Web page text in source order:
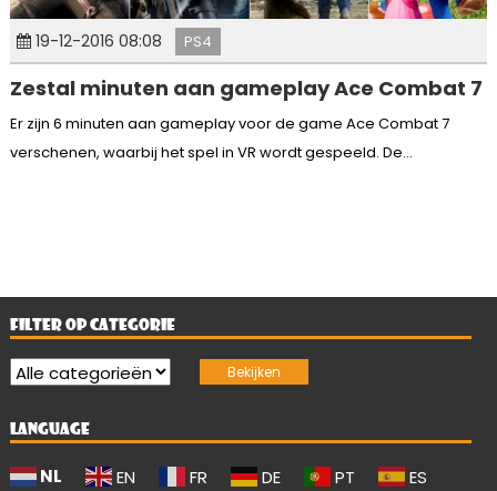
19-12-2016 08:08 PS4
Zestal minuten aan gameplay Ace Combat 7
Er zijn 6 minuten aan gameplay voor de game Ace Combat 7
verschenen, waarbij het spel in VR wordt gespeeld. De...
FILTER OP CATEGORIE
LANGUAGE
NL EN FR DE PT ES